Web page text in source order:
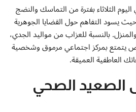
الثلاثاء بفترة من التماسك والنضج
يسود التفاهم حول القضايا الجوهرية
بالنسبة للعزاب من مواليد الجدي،
يتمتع بمركز اجتماعي مرموق وشخصية
العاطفية العميقة.
الصعيد الصحي